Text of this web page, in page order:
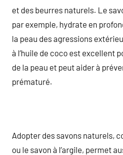
et des beurres naturels. Le
par exemple, hydrate en
la peau des agressions
à l’huile de coco est excellent
de la peau et peut aider à
prématuré.
Adopter des savons naturels,
ou le savon à l’argile, permet